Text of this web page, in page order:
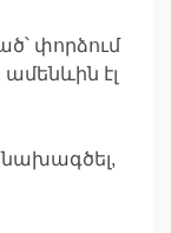
փորձում
ամենևին էլ
նախագծել,